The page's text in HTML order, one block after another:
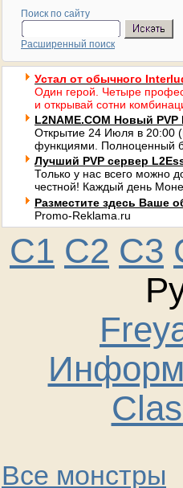
Поиск по сайту
Расширенный поиск
Устал от обычного
Один герой. Четыре
и открывай сотни
L2NAME.COM Новый
Открытие 24 Июля в 20:00
функциями. Полноценный
Лучший PVP сервер
Только у нас всего можно
честной! Каждый день
Разместите здесь Ваше
Promo-Reklama.ru
C1 C2 C3
Все монстры